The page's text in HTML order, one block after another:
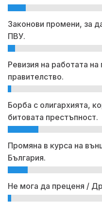
Законови промени, за
ПВУ.
Ревизия на работата
правителство.
Борба с олигархията,
битовата престъпност.
Промяна в курса на
България.
Не мога да преценя /